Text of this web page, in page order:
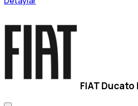
FIAT